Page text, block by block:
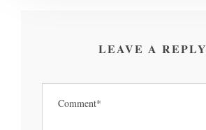
LEAVE A REPLY